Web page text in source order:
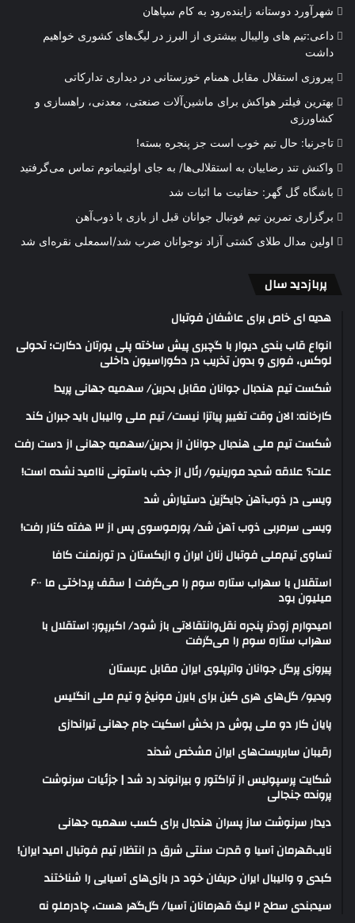
شهرآورد دوستانه زاینده‌رود به کام سپاهان
داعی:تیم های والیبال بیشتری از البرز در لیگ‌های کشوری خواهیم
داشت
پیروزی استقلال مقابل همنام خوزستانی در دیداری تدارکاتی
بهترین فیلتر هواکش برای ماشین‌آلات صنعتی، معدنی، راهسازی و
کشاورزی
تاجرنیا: حال تیم خوب است جز پنجره بسته!
واکنش تند رضاییان به استقلالی‌ها/ به جای اولتیماتوم تماس می‌گرفتید
باشگاه گل گهر: حقانیت ما اثبات شد
برگزاری تمرین تیم فوتبال جوانان قبل از بازی با ذوب‌آهن
اولین مدال طلای کشتی آزاد نوجوانان ضرب شد/اسمعلی نقره‌ای شد
پربازدید سال
هدیه ای خاص برای عاشفان فوتبال
انواع قاب بندی دیوار با گچبری پیش ساخته پلی یورتان دکارت؛ تحولی
لوکس، فوری و بدون تخریب در دکوراسیون داخلی
شکست تیم هندبال جوانان مقابل بحرین/ سهمیه جهانی پرید!
کارخانه: الان وقت تغییر پیاتزا نیست/ تیم ملی والیبال باید جبران کند
شکست تیم ملی هندبال جوانان از بحرین/سهمیه جهانی از دست رفت
علت؟ علاقه شدید مورینیو/ رئال از جذب باستونی ناامید نشده است!
ویسی در ذوب‌آهن جایگزین دستیارش شد
ویسی سرمربی ذوب آهن شد/ پورموسوی پس از ۳ هفته کنار رفت!
تساوی تیم‌ملی فوتبال زنان ایران و ازبکستان در تورنمنت کافا
استقلال با سهراب ستاره سوم را می‌گرفت | سقف پرداختی ما ۶۰۰
میلیون بود
امیدوارم زودتر پنجره نقل‌وانتقالاتی باز شود/ اکبرپور: استقلال با
سهراب ستاره سوم را می‌گرفت
پیروزی پرگل جوانان واترپلوی ایران مقابل عربستان
ویدیو/ گل‌های هری‌ کین برای بایرن مونیخ و تیم ملی انگلیس
پایان کار دو ملی پوش در بخش اسکیت جام جهانی تیراندازی
رقیبان سابریست‌های ایران مشخص شدند
شکایت پرسپولیس از تراکتور و بیرانوند رد شد | جزئیات سرنوشت
پرونده جنجالی
دیدار سرنوشت ساز پسران هندبال برای کسب سهمیه جهانی
نایب‌قهرمان آسیا و قدرت سنتی شرق در انتظار تیم فوتبال امید ایران!
کبدی و والیبال ایران حریفان خود در بازی‌های آسیایی را شناختند
سیدبندی سطح ۲ لیگ قهرمانان آسیا/ گل‌گهر هست، چادرملو نه